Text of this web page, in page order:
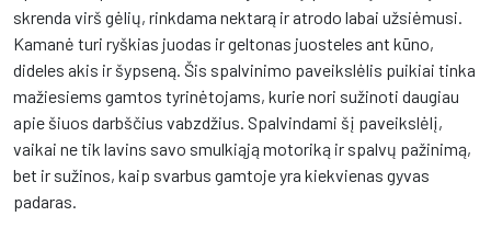
skrenda virš gėlių, rinkdama nektarą ir atrodo labai užsiėmusi.
Kamanė turi ryškias juodas ir geltonas juosteles ant kūno,
dideles akis ir šypseną. Šis spalvinimo paveikslėlis puikiai tinka
mažiesiems gamtos tyrinėtojams, kurie nori sužinoti daugiau
apie šiuos darbščius vabzdžius. Spalvindami šį paveikslėlį,
vaikai ne tik lavins savo smulkiąją motoriką ir spalvų pažinimą,
bet ir sužinos, kaip svarbus gamtoje yra kiekvienas gyvas
padaras.